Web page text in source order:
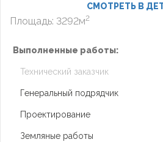
СМОТРЕТЬ В
Площадь: 3292м2
Выполненные работы:
Технический заказчик
Генеральный подрядчик
Проектирование
Земляные работы